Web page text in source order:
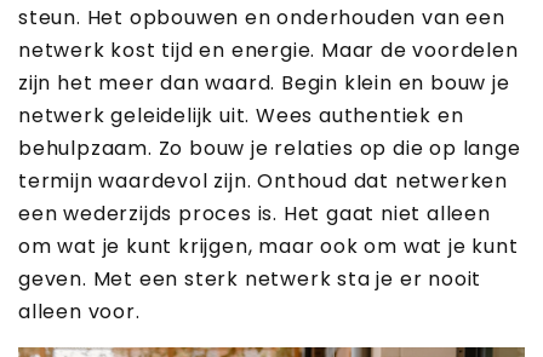
steun. Het opbouwen en onderhouden van een
netwerk kost tijd en energie. Maar de voordelen
zijn het meer dan waard. Begin klein en bouw je
netwerk geleidelijk uit. Wees authentiek en
behulpzaam. Zo bouw je relaties op die op lange
termijn waardevol zijn. Onthoud dat netwerken
een wederzijds proces is. Het gaat niet alleen
om wat je kunt krijgen, maar ook om wat je kunt
geven. Met een sterk netwerk sta je er nooit
alleen voor.